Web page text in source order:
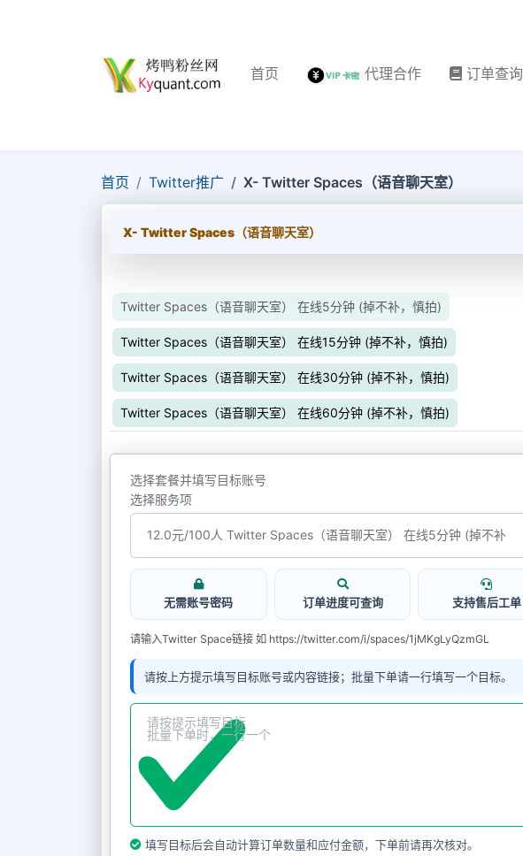
首页 代理合作 订单查询
首页 Twitter推广 X- Twitter Spaces（语音聊天室）
X- Twitter Spaces（语音聊天室）
Twitter Spaces（语音聊天室） 在线5分钟 (掉不补，慎拍)
Twitter Spaces（语音聊天室） 在线15分钟 (掉不补，慎拍)
Twitter Spaces（语音聊天室） 在线30分钟 (掉不补，慎拍)
Twitter Spaces（语音聊天室） 在线60分钟 (掉不补，慎拍)
选择套餐并填写目标账号
选择服务项
无需账号密码 订单进度可查询 支持售后工单
请输入Twitter Space链接 如 https://twitter.com/i/spaces/1jMKgLyQzmGL
请按上方提示填写目标账号或内容链接；批量下单请一行填写一个目标。
填写目标后会自动计算订单数量和应付金额，下单前请再次核对。